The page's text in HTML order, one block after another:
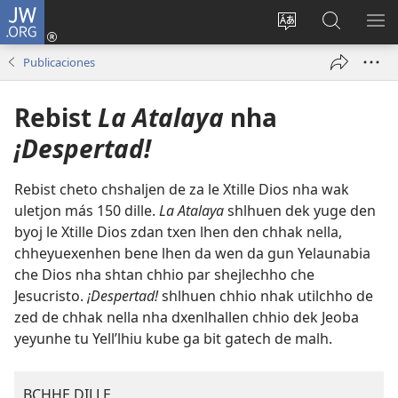
JW.ORG
Bsha
Iniciar
sesión
ventana)
Beyilj
le
JW.ORG
Publicaciones
RebistLa Atalaya nha
¡Despertad!
Rebist cheto chshaljen de za le Xtille Dios nha wak
uletjon más 150 dille. La Atalayashlhuen dek yuge den
byoj le Xtille Dios zdan txen lhen den chhak nella,
chheyuexenhen bene lhen da wen da gun Yelaunabia
che Dios nha shtan chhio par shejlechho che
Jesucristo. ¡Despertad!shlhuen chhio nhak utilchho de
zed de chhak nella nha dxenlhallen chhio dek Jeoba
yeyunhe tu Yellʼlhiu kube ga bit gatech de malh.